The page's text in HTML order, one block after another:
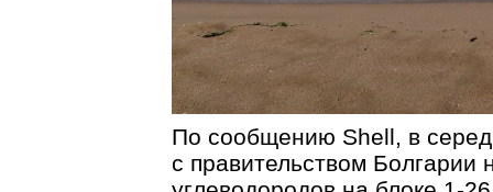
По сообщению Shell, в
с правительством Болгарии